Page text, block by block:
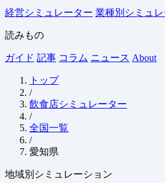
経営シミュレーター 業種別シミュ
読みもの
ガイド 記事 コラム ニュース About
トップ
/
飲食店シミュレーター
/
全国一覧
/
愛知県
地域別シミュレーション